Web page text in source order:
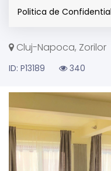
Politica de
garaj, 3
Cluj-Napoca, Zorilor
ID: P13189 340